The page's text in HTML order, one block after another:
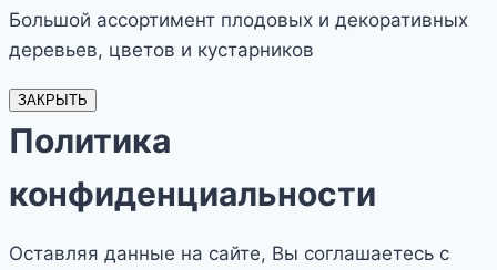
Большой ассортимент плодовых и декоративных
деревьев, цветов и кустарников
ЗАКРЫТЬ
Политика
конфиденциальности
Оставляя данные на сайте, Вы соглашаетесь с